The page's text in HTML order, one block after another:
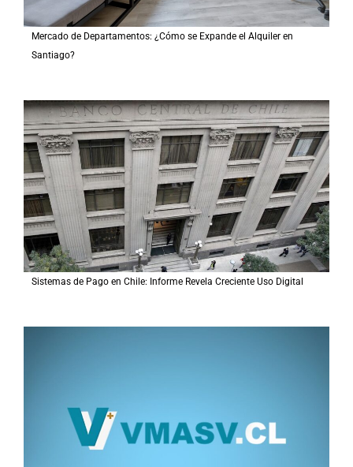
Mercado de Departamentos: ¿Cómo se Expande el Alquiler en
Santiago?
Sistemas de Pago en Chile: Informe Revela Creciente Uso Digital